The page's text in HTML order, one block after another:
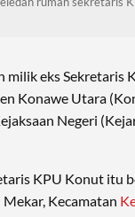
milik eks Sekretaris
Konawe Utara
Negeri
KPU Konut itu
Kecamatan